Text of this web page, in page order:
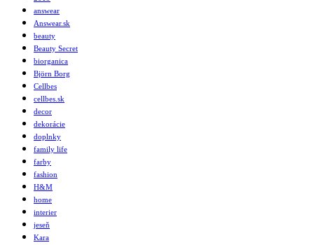
answear
Answear.sk
beauty
Beauty Secret
biorganica
Björn Borg
Cellbes
cellbes.sk
decor
dekorácie
doplnky
family life
farby
fashion
H&M
home
interier
jeseň
Kara